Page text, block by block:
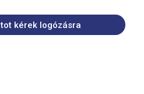
kérek logózásra